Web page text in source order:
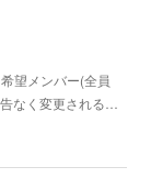
望メンバー(全員
なく変更される…